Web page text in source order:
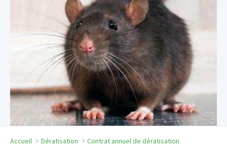
Accueil Dératisation Contrat annuel de dératisation